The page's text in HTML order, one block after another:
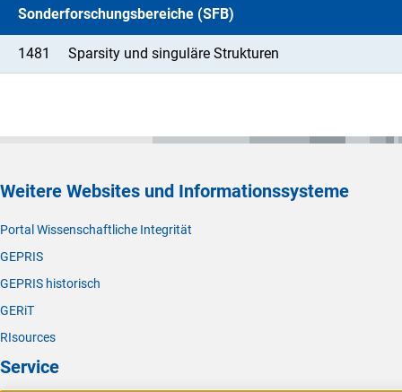
Sonderforschungsbereiche (SFB)
1481 Sparsity und singuläre Strukturen
Weitere Websites und Informationssysteme
Portal Wissenschaftliche Integrität
GEPRIS
GEPRIS historisch
GERiT
RIsources
Service